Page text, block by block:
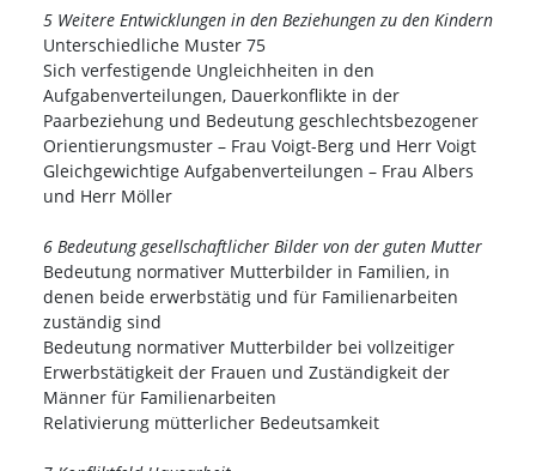
5 Weitere Entwicklungen in den Beziehungen zu den Kindern
Unterschiedliche Muster 75
Sich verfestigende Ungleichheiten in den
Aufgabenverteilungen, Dauerkonflikte in der
Paarbeziehung und Bedeutung geschlechtsbezogener
Orientierungsmuster – Frau Voigt-Berg und Herr Voigt
Gleichgewichtige Aufgabenverteilungen – Frau Albers
und Herr Möller
6 Bedeutung gesellschaftlicher Bilder von der guten Mutter
Bedeutung normativer Mutterbilder in Familien, in
denen beide erwerbstätig und für Familienarbeiten
zuständig sind
Bedeutung normativer Mutterbilder bei vollzeitiger
Erwerbstätigkeit der Frauen und Zuständigkeit der
Männer für Familienarbeiten
Relativierung mütterlicher Bedeutsamkeit